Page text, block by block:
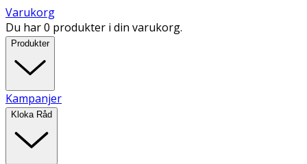
Varukorg
Du har 0 produkter i din varukorg.
Produkter
Kampanjer
Kloka Råd